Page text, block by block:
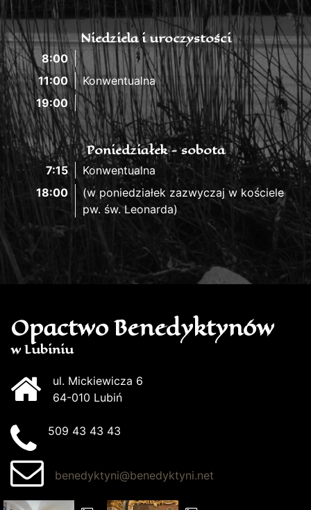
Niedziela i uroczystości
8:00
11:00
Konwentualna
19:00
Poniedziałek - sobota
7:15
Konwentualna
18:00
(w poniedziałek zazwyczaj w kościele
pw. św. Leonarda)
Opactwo Benedyktynów
w Lubiniu
ul. Mickiewicza 6
64-010 Lubiń
509 43 43 43
benedyktyni@benedyktyni.net